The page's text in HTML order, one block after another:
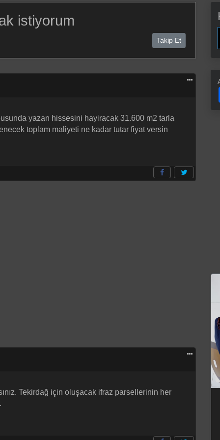
istiyorum
Takip Et
yazan hissesini hayiracak 31.600 m2 tarla
toplam maliyeti ne kadar tutar fiyat versin
Tekirdağ için oluşacak ifraz parsellerinin her